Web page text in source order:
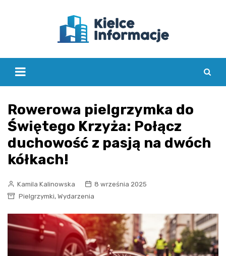
Rowerowa pielgrzymka do
Świętego Krzyża: Połącz
duchowość z pasją na dwóch
kółkach!
Kamila Kalinowska
8 września 2025
Pielgrzymki, Wydarzenia